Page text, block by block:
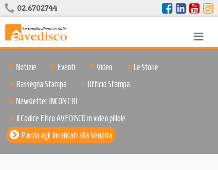
02.6702744
Notizie Eventi Video
Le Storie
Rassegna Stampa
Ufficio Stampa
Newsletter INCONTRI
Il Codice Etico AVEDISCO in video pillole
Parola agli Incaricati alla Vendita